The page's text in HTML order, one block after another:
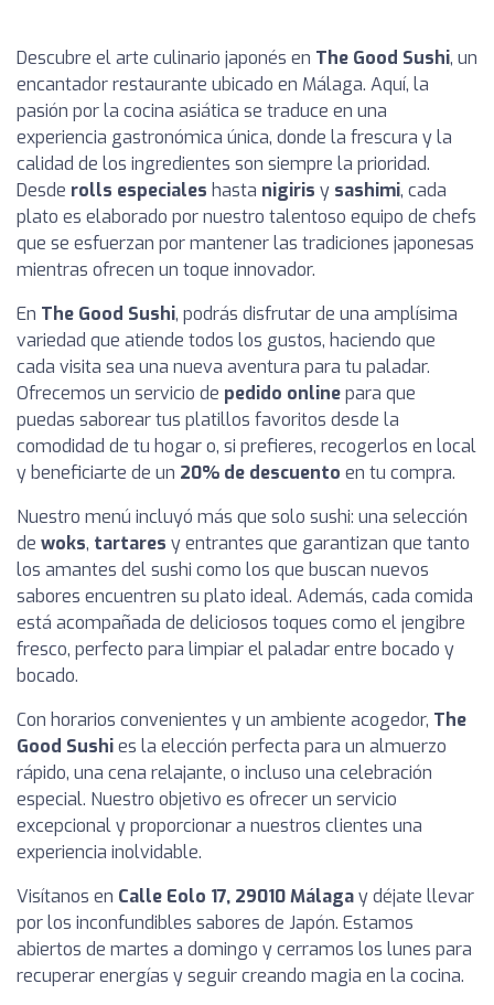
Descubre el arte culinario japonés en The Good Sushi, un
encantador restaurante ubicado en Málaga. Aquí, la
pasión por la cocina asiática se traduce en una
experiencia gastronómica única, donde la frescura y la
calidad de los ingredientes son siempre la prioridad.
Desde rolls especiales hasta nigiris y sashimi, cada
plato es elaborado por nuestro talentoso equipo de chefs
que se esfuerzan por mantener las tradiciones japonesas
mientras ofrecen un toque innovador.
En The Good Sushi, podrás disfrutar de una amplísima
variedad que atiende todos los gustos, haciendo que
cada visita sea una nueva aventura para tu paladar.
Ofrecemos un servicio de pedido onlinepara que
puedas saborear tus platillos favoritos desde la
comodidad de tu hogar o, si prefieres, recogerlos en local
y beneficiarte de un 20% de descuento en tu compra.
Nuestro menú incluyó más que solo sushi: una selección
de woks, tartares y entrantes que garantizan que tanto
los amantes del sushi como los que buscan nuevos
sabores encuentren su plato ideal. Además, cada comida
está acompañada de deliciosos toques como el jengibre
fresco, perfecto para limpiar el paladar entre bocado y
bocado.
Con horarios convenientes y un ambiente acogedor, The
Good Sushies la elección perfecta para un almuerzo
rápido, una cena relajante, o incluso una celebración
especial. Nuestro objetivo es ofrecer un servicio
excepcional y proporcionar a nuestros clientes una
experiencia inolvidable.
Visítanos en Calle Eolo 17, 29010 Málagay déjate llevar
por los inconfundibles sabores de Japón. Estamos
abiertos de martes a domingo y cerramos los lunes para
recuperar energías y seguir creando magia en la cocina.